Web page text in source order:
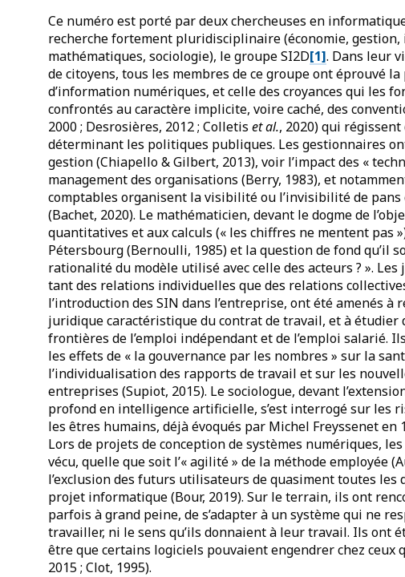
Ce numéro est porté par deux chercheuses en
recherche fortement pluridisciplinaire (économie,
mathématiques, sociologie), le groupe SI2D[1]. Dans leur
de citoyens, tous les membres de ce groupe ont éprouvé
d’information numériques, et celle des croyances qui les
confrontés au caractère implicite, voire caché, des
2000 ; Desrosières, 2012 ; Colletis et al., 2020) qui
déterminant les politiques publiques. Les gestionnaires
gestion (Chiapello & Gilbert, 2013), voir l’impact des «
management des organisations (Berry, 1983), et
comptables organisent la visibilité ou l’invisibilité de
(Bachet, 2020). Le mathématicien, devant le dogme de
quantitatives et aux calculs (« les chiffres ne mentent pas
Pétersbourg (Bernoulli, 1985) et la question de fond qu’il
rationalité du modèle utilisé avec celle des acteurs ? ».
tant des relations individuelles que des relations
l’introduction des SIN dans l’entreprise, ont été amenés
juridique caractéristique du contrat de travail, et à étudier
frontières de l’emploi indépendant et de l’emploi salarié.
les effets de « la gouvernance par les nombres » sur la
l’individualisation des rapports de travail et sur les
entreprises (Supiot, 2015). Le sociologue, devant
profond en intelligence artificielle, s’est interrogé sur les
les êtres humains, déjà évoqués par Michel Freyssenet en
Lors de projets de conception de systèmes numériques,
vécu, quelle que soit l’« agilité » de la méthode employée
l’exclusion des futurs utilisateurs de quasiment toutes les
projet informatique (Bour, 2019). Sur le terrain, ils ont
parfois à grand peine, de s’adapter à un système qui ne
travailler, ni le sens qu’ils donnaient à leur travail. Ils ont
être que certains logiciels pouvaient engendrer chez
2015 ; Clot, 1995).